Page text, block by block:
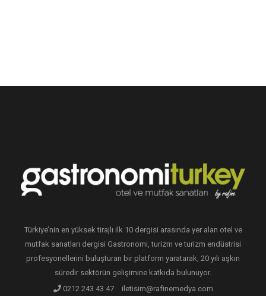
Türkiye’nin en yüksek tirajlı ilk 10 dergisi arasında yer alan otel ve
mutfak sanatları dergisi Gastronomi, turizm ve turizm endüstrisi
profesyonellerini buluşturan bir platform yaratarak, 20 yılı aşkın
süredir sektörün gelişimine katkıda bulunuyor.
0212 243 43 47
iletisim@rafinemedya.com